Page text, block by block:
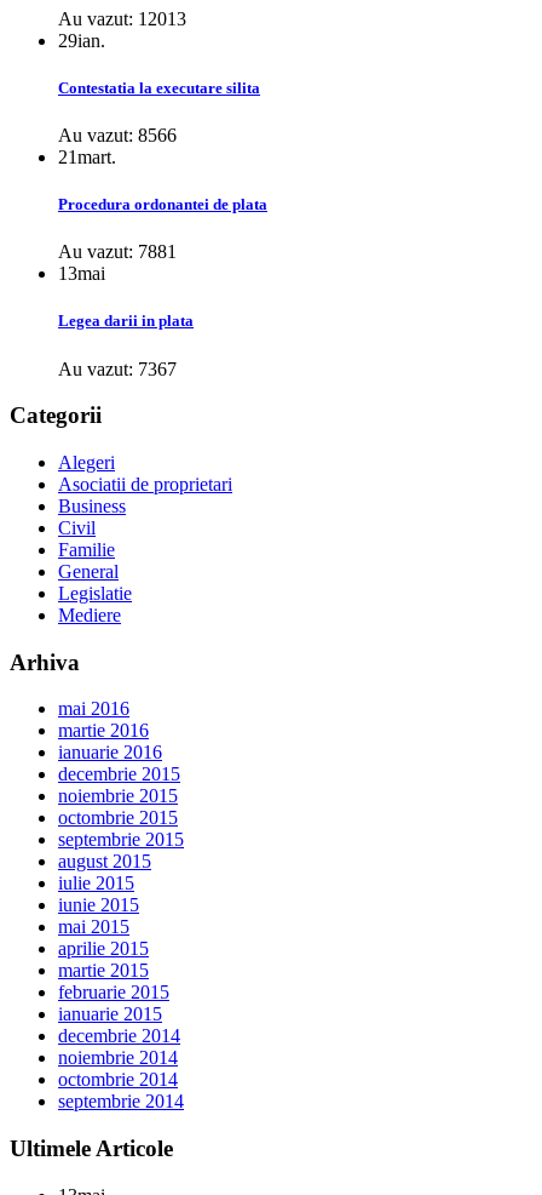
Au vazut: 12013
29ian.
Contestatia la executare silita
Au vazut: 8566
21mart.
Procedura ordonantei de plata
Au vazut: 7881
13mai
Legea darii in plata
Au vazut: 7367
Categorii
Alegeri
Asociatii de proprietari
Business
Civil
Familie
General
Legislatie
Mediere
Arhiva
mai 2016
martie 2016
ianuarie 2016
decembrie 2015
noiembrie 2015
octombrie 2015
septembrie 2015
august 2015
iulie 2015
iunie 2015
mai 2015
aprilie 2015
martie 2015
februarie 2015
ianuarie 2015
decembrie 2014
noiembrie 2014
octombrie 2014
septembrie 2014
Ultimele Articole